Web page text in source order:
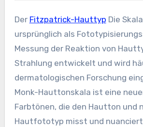
Der Fitzpatrick-Hauttyp Die
ursprünglich als
Messung der Reaktion von
Strahlung entwickelt und wird
dermatologischen Forschung
Monk-Hauttonskala ist eine
Farbtönen, die den Hautton und
Hautfototyp misst und